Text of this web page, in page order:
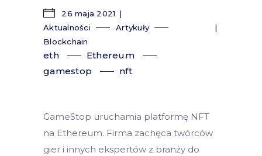
26 maja 2021
Aktualności
Artykuły
Blockchain
eth
Ethereum
gamestop
nft
GameStop uruchamia platformę NFT
na Ethereum. Firma zachęca twórców
gier i innych ekspertów z branży do